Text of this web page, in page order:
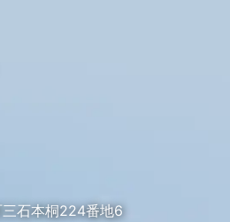
石本桐224番地6